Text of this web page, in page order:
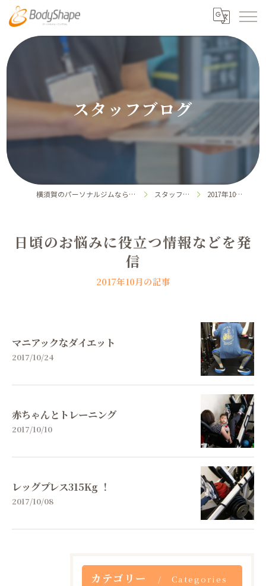
スタッフブログ
横須賀のパーソナルジムならボディシェイプ スタッフブログ 2017年10月の記事
日頃のお悩みに役立つ情報などを発
信
2017年10月の記事
マニアックなダイエット
2017/10/24
赤ちゃんとトレーニング
2017/10/10
レッグプレス315Kg ！
2017/10/08
カテゴリー Categories